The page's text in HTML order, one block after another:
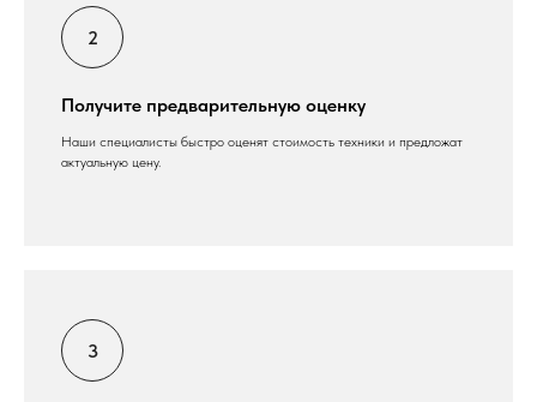
Получите предварительную оценку
Наши специалисты быстро оценят стоимость техники и предложат
актуальную цену.